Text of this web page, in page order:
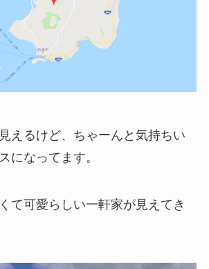
えるけど、ちゃーんと気持ちい
になってます。
て可愛らしい一軒家が見えてき